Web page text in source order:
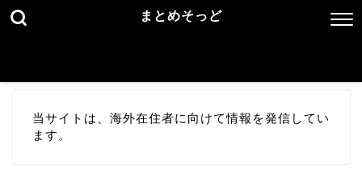
まとめそっど
当サイトは、海外在住者に向けて情報を発信してい
ます。